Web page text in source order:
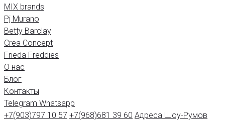
MIX brands
Pj Murano
Betty Barclay
Crea Concept
Frieda Freddies
О нас
Блог
Контакты
Telegram Whatsapp
+7(903)797 10 57 +7(968)681 39 60 Адреса Шоу-Румов